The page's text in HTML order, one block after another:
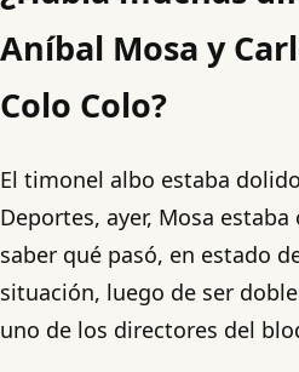
Aníbal Mosa y
Colo Colo?
El timonel albo estaba
Deportes, ayer, Mosa
saber qué pasó, en estado
situación, luego de ser
uno de los directores del